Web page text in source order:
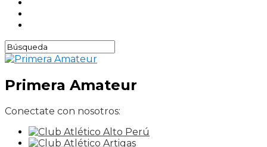
Primera Amateur
Conectate con nosotros: